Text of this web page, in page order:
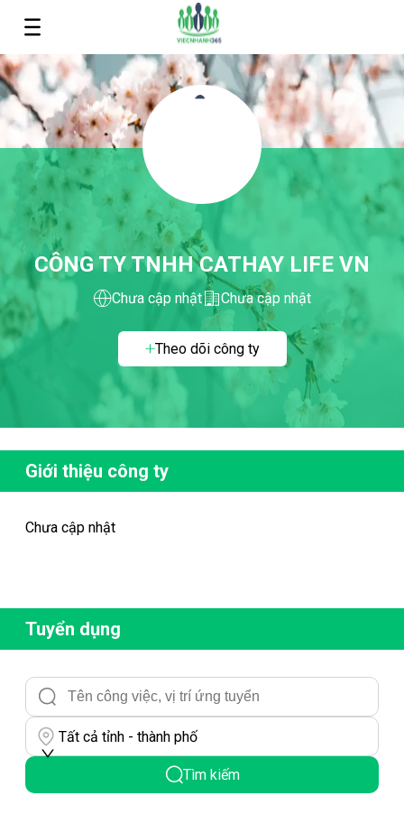
CÔNG TY TNHH CATHAY LIFE VN
Chưa cập nhật Chưa cập nhật
Theo dõi công ty
Giới thiệu công ty
Chưa cập nhật
Tuyển dụng
Tất cả tỉnh - thành phố
Tìm kiếm